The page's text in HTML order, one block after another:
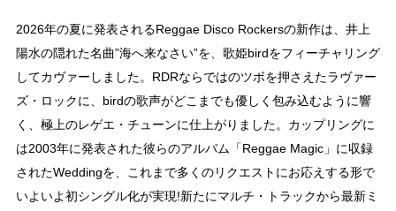
2026年の夏に発表されるReggae Disco Rockersの新作は、井上
陽水の隠れた名曲”海へ来なさい”を、歌姫birdをフィーチャリング
してカヴァーしました。RDRならではのツボを押さえたラヴァー
ズ・ロックに、birdの歌声がどこまでも優しく包み込むように響
く、極上のレゲエ・チューンに仕上がりました。カップリングに
は2003年に発表された彼らのアルバム「Reggae Magic」に収録
されたWeddingを、これまで多くのリクエストにお応えする形で
いよいよ初シングル化が実現!新たにマルチ・トラックから最新ミ